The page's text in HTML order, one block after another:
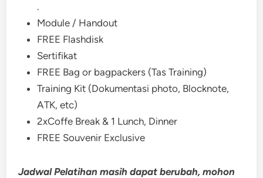
.
Module / Handout
FREE Flashdisk
Sertifikat
FREE Bag or bagpackers (Tas Training)
Training Kit (Dokumentasi photo, Blocknote,
ATK, etc)
2xCoffe Break & 1 Lunch, Dinner
FREE Souvenir Exclusive
Jadwal Pelatihan masih dapat berubah, mohon